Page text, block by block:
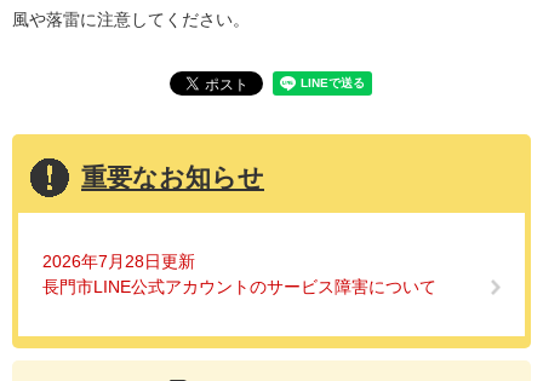
風や落雷に注意してください。
重要なお知らせ
2026年7月28日更新
長門市LINE公式アカウントのサービス障害について